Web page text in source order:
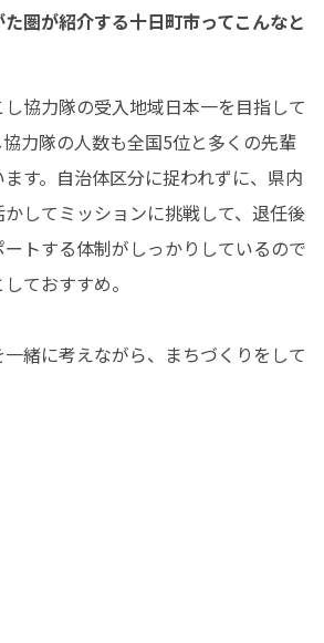
圏が紹介する十日町市ってこんなと
協力隊の受入地域日本一を目指して
力隊の人数も全国5位と多くの先輩
す。自治体区分に捉われずに、県内
してミッションに挑戦して、退任後
トする体制がしっかりしているので
ておすすめ。
緒に考えながら、まちづくりをして